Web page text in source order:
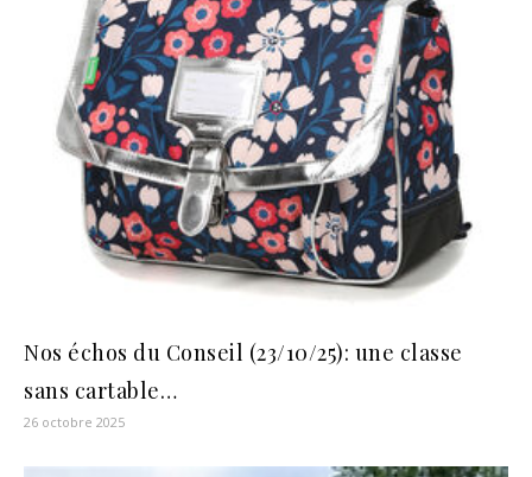
Nos échos du Conseil (23/10/25): une classe
sans cartable…
26 octobre 2025